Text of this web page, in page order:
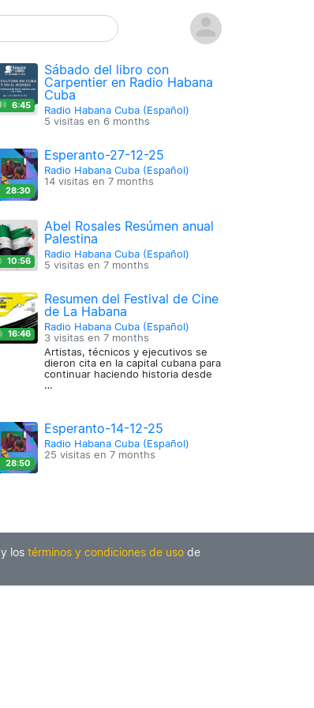
6:45
Sábado del libro con
Carpentier en Radio Habana
Cuba
Radio Habana Cuba (Español)
5 visitas en 6 months
28:30
Esperanto-27-12-25
Radio Habana Cuba (Español)
14 visitas en 7 months
10:56
Abel Rosales Resúmen anual
Palestina
Radio Habana Cuba (Español)
5 visitas en 7 months
16:46
Resumen del Festival de Cine
de La Habana
Radio Habana Cuba (Español)
3 visitas en 7 months
Artistas, técnicos y ejecutivos se
dieron cita en la capital cubana para
continuar haciendo historia desde
…
28:50
Esperanto-14-12-25
Radio Habana Cuba (Español)
25 visitas en 7 months
y los términos y condiciones de usode